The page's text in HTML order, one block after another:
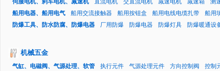
伺服电机、刹车电机、减速机
直流电机 交直流电机 减速电机 减速箱
测
船用电器、船用电气
船用交流接触器 船用按钮盒 船用电线电缆扎带
船用
防爆工具、防水防腐、防爆电器
厂用防爆 防爆电器 防爆灯具 防爆暖通设
机械五金
气缸、电磁阀、气源处理、软管 执行元件 气源处理元件 方向控制阀
控制